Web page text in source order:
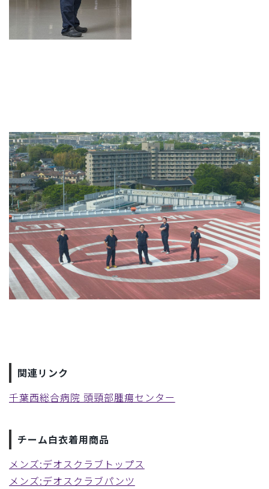
関連リンク
千葉西総合病院 頭頸部腫瘍センター
チーム白衣着用商品
メンズ:デオスクラブトップス
メンズ:デオスクラブパンツ